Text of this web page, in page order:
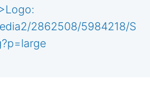
2862508/5984218/S